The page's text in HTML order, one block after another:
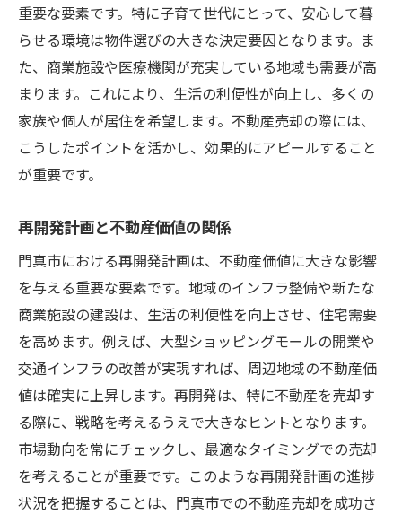
不動産売却の第一歩は門真市の市場トレンドの
理解から始まる
市場調査が売却成功に与える影響
地域特有のトレンドを理解するためのリサ
ーチ方法
売却前に知っておきたい最新データ
過去の市場データを活かした売却戦略
将来の市場予測と売却計画の立案
プロの視点から見る門真市の不動産売却戦略の
有効性
不動産売却におけるプロの役割
不動産エージェント選びのポイント
専門家が教える売却成功の秘訣
地元のプロが提供する市場分析の活用
相談すべき専門家とその選び方
プロの経験を売却活動に活かす方法
重要な要素です。特に子育て世代にとって、安心して暮
らせる環境は物件選びの大きな決定要因となります。ま
た、商業施設や医療機関が充実している地域も需要が高
まります。これにより、生活の利便性が向上し、多くの
家族や個人が居住を希望します。不動産売却の際には、
こうしたポイントを活かし、効果的にアピールすること
が重要です。
再開発計画と不動産価値の関係
門真市における再開発計画は、不動産価値に大きな影響
を与える重要な要素です。地域のインフラ整備や新たな
商業施設の建設は、生活の利便性を向上させ、住宅需要
を高めます。例えば、大型ショッピングモールの開業や
交通インフラの改善が実現すれば、周辺地域の不動産価
値は確実に上昇します。再開発は、特に不動産を売却す
る際に、戦略を考えるうえで大きなヒントとなります。
市場動向を常にチェックし、最適なタイミングでの売却
を考えることが重要です。このような再開発計画の進捗
状況を把握することは、門真市での不動産売却を成功さ